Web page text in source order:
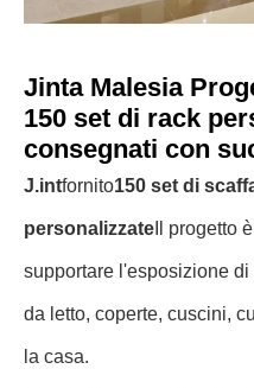
Jinta Malesia
150 set di rack
consegnati con
J.intfornito150 set di
personalizzate Il progetto
supportare l'esposizione
da letto, coperte, cuscini,
la casa.